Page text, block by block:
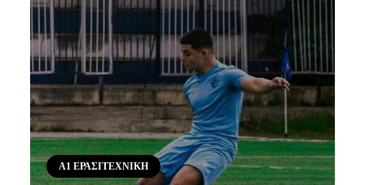
Α1 ΕΡΑΣΙΤΕΧΝΙΚΗ